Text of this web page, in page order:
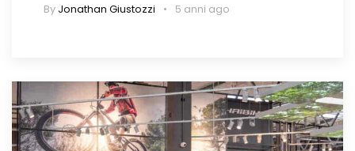
By Jonathan Giustozzi 5 anni ago